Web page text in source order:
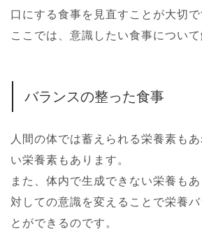
口にする食事を見直すことが大切で
ここでは、意識したい食事について
バランスの整った食事
人間の体では蓄えられる栄養素も
い栄養素もあります。
また、体内で生成できない栄養も
対しての意識を変えることで栄養
とができるのです。